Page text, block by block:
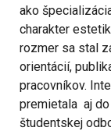
ako
charakter
rozmer sa stal
orientácií,
pracovníkov.
premietala aj
študentskej